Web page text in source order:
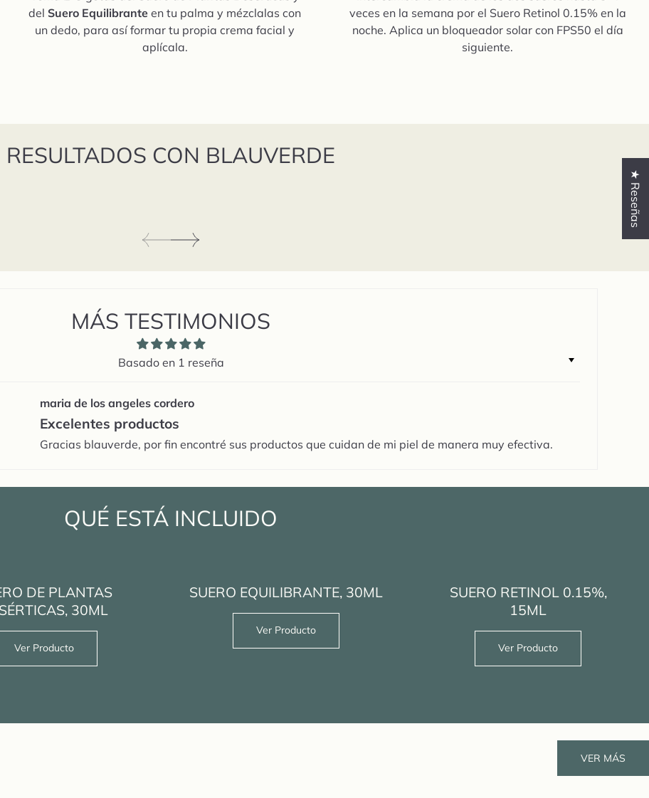
delSuero Equilibranteen tu palma y mézclalas con
un dedo, para así formar tu propia crema facial y
aplícala.
veces en la semana por el Suero Retinol 0.15% en la
noche. Aplica un bloqueador solar con FPS50 el día
siguiente.
RESULTADOS CON BLAUVERDE
MÁS TESTIMONIOS
Basado en 1 reseña
Sort by
maria de los angeles cordero
Excelentes productos
Gracias blauverde, por fin encontré sus productos que cuidan de mi piel de manera muy efectiva.
QUÉ ESTÁ INCLUIDO
DE PLANTAS
30ML
Ver Producto
SUERO EQUILIBRANTE, 30ML
Ver Producto
SUERO RETINOL 0.15%,
15ML
Ver Producto
VER MÁS
★ Reseñas